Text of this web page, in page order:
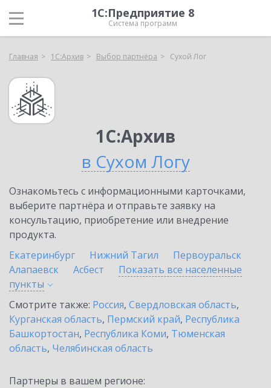
1С:Предприятие 8
Система программ
Главная 1С:Архив Выбор партнёра Сухой Лог
1С:Архив
в Сухом Логу
Ознакомьтесь с информационными карточками,
выберите партнёра и отправьте заявку на
консультацию, приобретение или внедрение
продукта.
Екатеринбург
Нижний Тагил
Первоуральск
Алапаевск
Асбест
Показать все населенные
пункты
Смотрите также: Россия, Свердловская область,
Курганская область, Пермский край, Республика
Башкортостан, Республика Коми, Тюменская
область, Челябинская область
Партнеры в вашем регионе: